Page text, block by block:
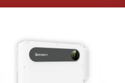
افزودن
مندی